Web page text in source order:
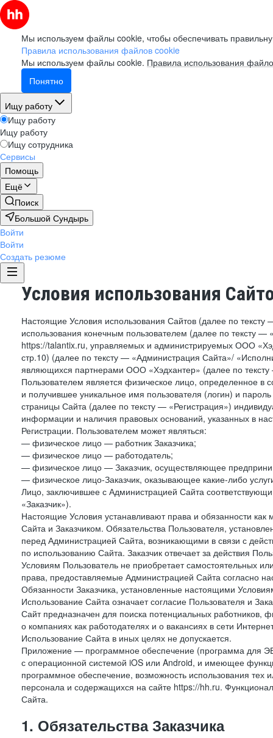
Мы используем файлы cookie, чтобы обеспечивать
Правила использования файлов cookie
Мы используем файлы cookie. Правила использования
Понятно
Ищу работу
Ищу работу
Ищу работу
Ищу сотрудника
Сервисы
Помощь
Ещё
Поиск
Большой Сундырь
Войти
Войти
Создать резюме
Условия использования
Настоящие Условия использования Сайтов (далее по
использования конечным пользователем (далее по тексту
https://talantix.ru, управляемых и администрируемых ООО
стр.10) (далее по тексту — «Администрация Сайта»/
являющихся партнерами ООО «Хэдхантер» (далее по
Пользователем является физическое лицо, определенное в
и получившее уникальное имя пользователя (логин) и
страницы Сайта (далее по тексту — «Регистрация»)
информации и наличия правовых оснований, указанных в
Регистрации. Пользователем может являться:
— физическое лицо — работник Заказчика;
— физическое лицо — работодатель;
— физическое лицо — Заказчик, осуществляющее
— физическое лицо-Заказчик, оказывающее какие-либо
Лицо, заключившее с Администрацией Сайта
«Заказчик»).
Настоящие Условия устанавливают права и обязанности
Сайта и Заказчиком. Обязательства Пользователя,
перед Администрацией Сайта, возникающими в связи с
по использованию Сайта. Заказчик отвечает за действия
Условиям Пользователь не приобретает самостоятельных
права, предоставляемые Администрацией Сайта согласно
Обязанности Заказчика, установленные настоящими
Использование Сайта означает согласие Пользователя и
Сайт предназначен для поиска потенциальных
о компаниях как работодателях и о вакансиях в сети
Использование Сайта в иных целях не допускается.
Приложение — программное обеспечение (программа для
с операционной системой iOS или Android, и имеющее
программное обеспечение, возможность использования
персонала и содержащихся на сайте https://hh.ru.
Сайта.
1. Обязательства Заказчика